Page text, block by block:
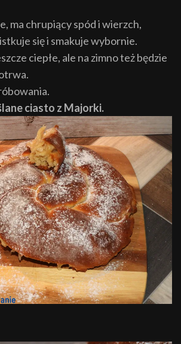
ma chrupiący spód i wierzch,
się i smakuje wybornie.
ciepłe, ale na zimno też będzie
ciasto z Majorki.